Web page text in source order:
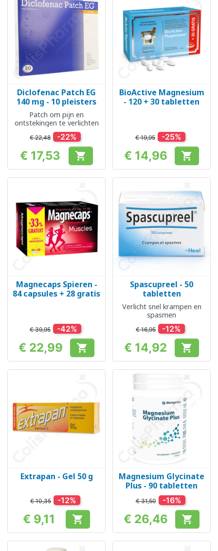
Diclofenac Patch EG
140 mg - 10 pleisters
Patch om pijn en
ontstekingen te verlichten
€ 22,48 -22%
Prijs
€ 17,53 
BioActive Magnesium
- 120 + 30 tabletten
€ 19,95 -25%
Prijs
€ 14,96 
Magnecaps Spieren -
84 capsules + 28 gratis
€ 39,95 -42%
Prijs
€ 22,99 
Spascupreel - 50
tabletten
Verlicht snel krampen en
spasmen
€ 16,95 -12%
Prijs
€ 14,92 
Extrapan - Gel 50 g
€ 10,35 -12%
Prijs
€ 9,11 
Magnesium Glycinate
Plus - 90 tabletten
€ 31,50 -16%
Prijs
€ 26,46 